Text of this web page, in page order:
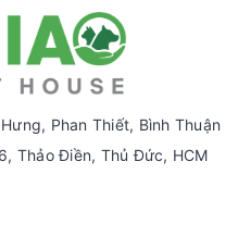
Phan Thiết, Bình Thuận
Thảo Điền, Thủ Đức, HCM